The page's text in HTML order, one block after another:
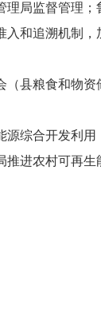
局监督管理
和追溯机制，
县粮食和物
综合开发利
进农村可再